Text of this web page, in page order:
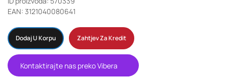
EAN: 3121040080641
Dodaj U Korpu Zahtjev Za Kredit
Kontaktirajte nas preko Vibera